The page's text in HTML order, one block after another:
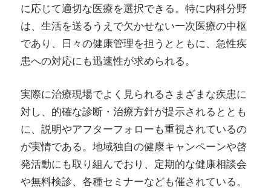
に応じて適切な医療を選択できる。特に内科分野
は、生活を送るうえで欠かせない一次医療の中枢
であり、日々の健康管理を担うとともに、急性疾
患への対応にも迅速性が求められる。
実際に治療現場でよく見られるさまざまな疾患に
対し、的確な診断・治療方針が提示されるととも
に、説明やアフターフォローも重視されているの
が実情である。地域独自の健康キャンペーンや啓
発活動にも取り組んでおり、定期的な健康相談会
や無料検診、各種セミナーなども催されている。